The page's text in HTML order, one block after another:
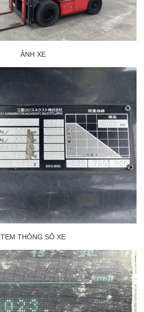
ẢNH XE
TEM THÔNG SỐ XE